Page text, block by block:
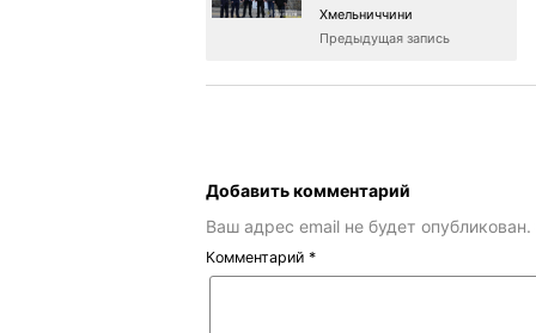
Хмельниччини
Предыдущая запись
Добавить комментарий
Ваш адрес email не будет опубликован.
Комментарий *